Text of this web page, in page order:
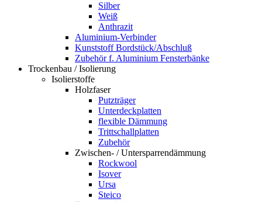
Silber
Weiß
Anthrazit
Aluminium-Verbinder
Kunststoff Bordstück/Abschluß
Zubehör f. Aluminium Fensterbänke
Trockenbau / Isolierung
Isolierstoffe
Holzfaser
Putzträger
Unterdeckplatten
flexible Dämmung
Trittschallplatten
Zubehör
Zwischen- / Untersparrendämmung
Rockwool
Isover
Ursa
Steico